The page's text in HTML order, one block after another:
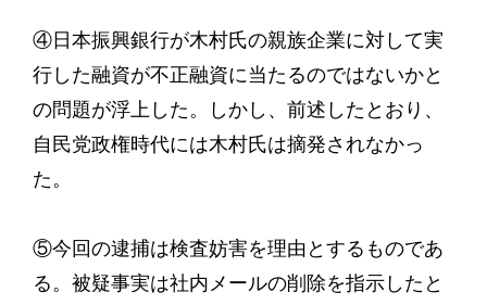
④日本振興銀行が木村氏の親族企業に対して実
行した融資が不正融資に当たるのではないかと
の問題が浮上した。しかし、前述したとおり、
自民党政権時代には木村氏は摘発されなかっ
た。
⑤今回の逮捕は検査妨害を理由とするものであ
る。被疑事実は社内メールの削除を指示したと